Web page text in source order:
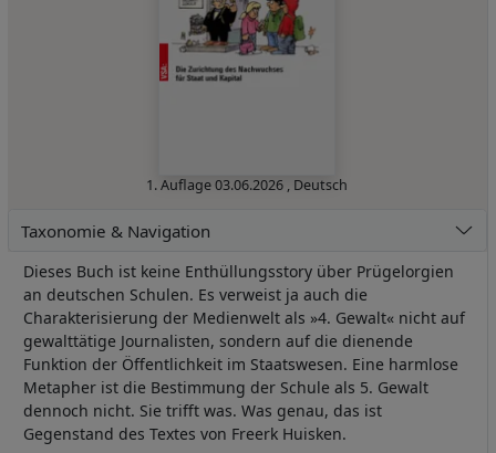
1. Auflage03.06.2026 , Deutsch
Taxonomie & Navigation
Dieses Buch ist keine Enthüllungsstory über Prügelorgien
an deutschen Schulen. Es verweist ja auch die
Charakterisierung der Medienwelt als »4. Gewalt« nicht auf
gewalttätige Journalisten, sondern auf die dienende
Funktion der Öffentlichkeit im Staatswesen. Eine harmlose
Metapher ist die Bestimmung der Schule als 5. Gewalt
dennoch nicht. Sie trifft was. Was genau, das ist
Gegenstand des Textes von Freerk Huisken.